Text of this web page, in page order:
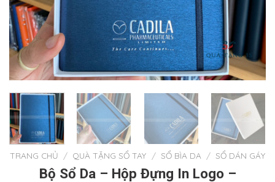
TRANG CHỦ / QUÀ TẶNG SỔ TAY / SỔ BÌA DA / SỔ DÁN GÁY
Bộ Sổ Da – Hộp Đựng In Logo –